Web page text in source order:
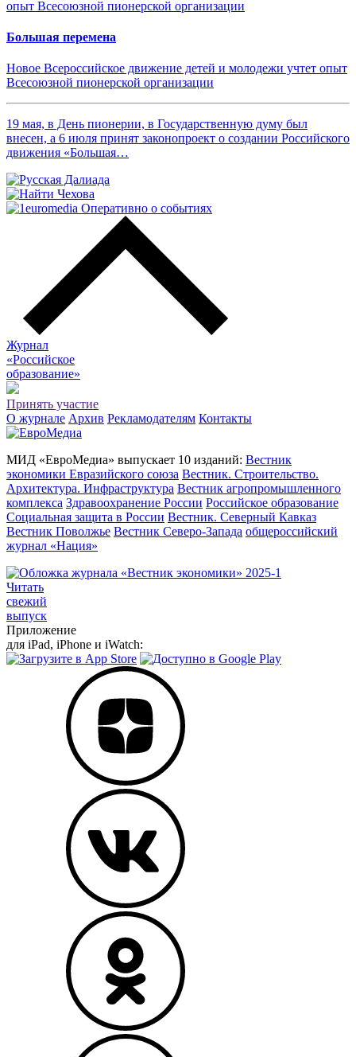
Большая перемена
Новое Всероссийское движение детей и молодежи учтет опыт
Всесоюзной пионерской организации
19 мая, в День пионерии, в Государственную думу был
внесен, а 6 июля принят законопроект о создании Российского
движения «Большая…
Журнал
«Российское
образование»
Принять участие
О журнале Архив Рекламодателям Контакты
МИД «ЕвроМедиа» выпускает 10 изданий: Вестник
экономики Евразийского союза Вестник. Строительство.
Архитектура. Инфраструктура Вестник агропромышленного
комплекса Здравоохранение России Российское образование
Социальная защита в России Вестник. Северный Кавказ
Вестник Поволжье Вестник Северо-Запада общероссийский
журнал «Нация»
Читать
свежий
выпуск
Приложение
для iPad, iPhone и iWatch: